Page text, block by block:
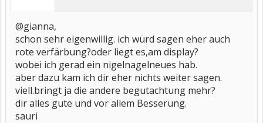
@gianna,
schon sehr eigenwillig. ich würd sagen eher auch
rote verfärbung?oder liegt es,am display?
wobei ich gerad ein nigelnagelneues hab.
aber dazu kam ich dir eher nichts weiter sagen.
viell.bringt ja die andere begutachtung mehr?
dir alles gute und vor allem Besserung.
sauri